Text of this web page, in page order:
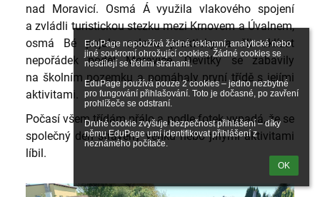
EduPage nepoužívá žádné reklamní, analytické nebo
jiné soukromí ohrožující cookies. Žádné cookies se
nesdílejí se třetími stranami.
EduPage používá pouze 2 cookies – jedno nezbytné
pro fungování přihlašování. Toto je dočasné, po zavření
prohlížeče se odstraní.
Druhé cookie zvyšuje bezpečnost přihlášení – díky
němu EduPage umí identifikovat přihlášení z
neznámého počítače.
OK
nad Moravicí. Osmá Á využila vlakového spojení
a zvládli turistickou stezku mezi Krnovem a Úvalnem,
osmá Bé pojala oslavu prakticky a šli uklízet
nepořádek podél Moravice. Devítky se zabavily
na školním pozemku a pomáhaly první třídě s jejími
aktivitami.
Počasí všem třídám přálo a podle fotek vypadá, že se
společný den strávený venku nebo jinými aktivitami
líbil.